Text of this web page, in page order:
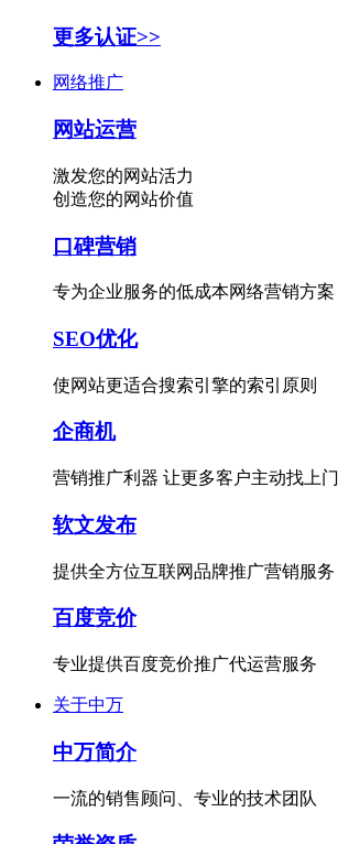
更多认证>>
网络推广
网站运营
激发您的网站活力
创造您的网站价值
口碑营销
专为企业服务的低成本网络营销方案
SEO优化
使网站更适合搜索引擎的索引原则
企商机
营销推广利器 让更多客户主动找上门
软文发布
提供全方位互联网品牌推广营销服务
百度竞价
专业提供百度竞价推广代运营服务
关于中万
中万简介
一流的销售顾问、专业的技术团队